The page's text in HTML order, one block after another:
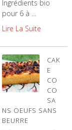
Ingrédients bio
pour 6 à …
Lire La Suite
CAK
E
CO
CO
SA
NS OEUFS SANS
BEURRE